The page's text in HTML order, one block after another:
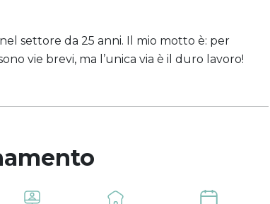
settore da 25 anni. Il mio motto è: per
vie brevi, ma l’unica via è il duro lavoro!